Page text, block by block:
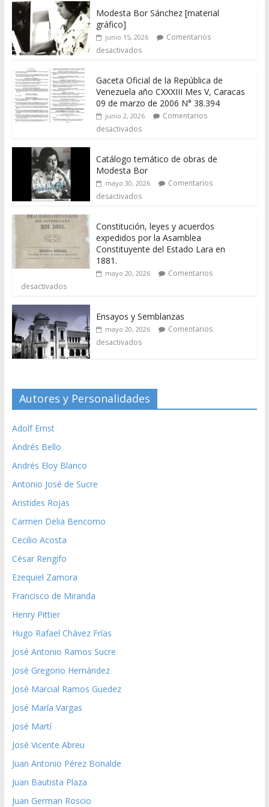
Modesta Bor Sánchez [material
gráfico]
junio 15, 2026
Comentarios
desactivados
Gaceta Oficial de la República de
Venezuela año CXXXIII Mes V, Caracas
09 de marzo de 2006 N° 38.394
junio 2, 2026
Comentarios
desactivados
Catálogo temático de obras de
Modesta Bor
mayo 30, 2026
Comentarios
desactivados
Constitución, leyes y acuerdos
expedidos por la Asamblea
Constituyente del Estado Lara en
1881.
mayo 20, 2026
Comentarios
desactivados
Ensayos y Semblanzas
mayo 20, 2026
Comentarios
desactivados
Autores y Personalidades
Adolf Ernst
Andrés Bello
Andrés Eloy Blanco
Antonio José de Sucre
Aristides Rojas
Carmen Delia Bencomo
Cecilio Acosta
César Rengifo
Ezequiel Zamora
Francisco de Miranda
Henry Pittier
Hugo Rafael Chávez Frías
José Antonio Ramos Sucre
José Gregorio Hernández
José Marcial Ramos Guedez
José María Vargas
José Martí
José Vicente Abreu
Juan Antonio Pérez Bonalde
Juan Bautista Plaza
Juan German Roscio